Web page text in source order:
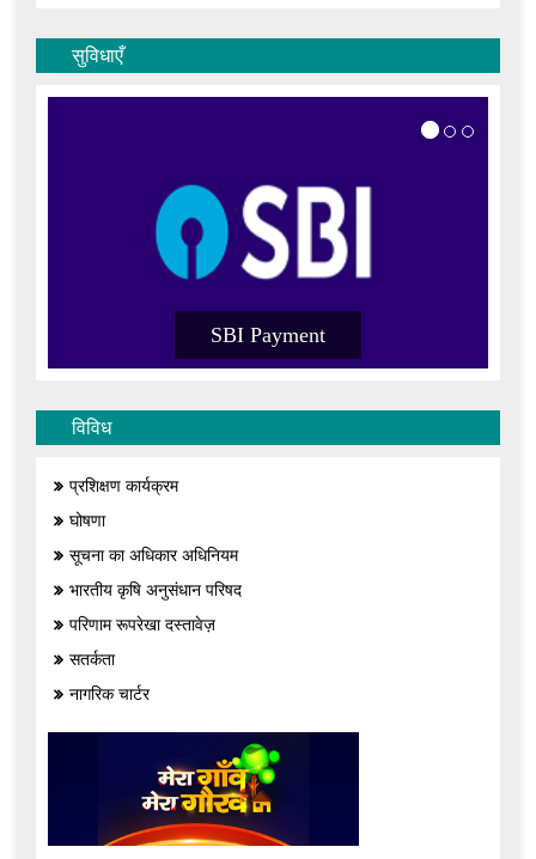
सुविधाएँ
SBI Payment
विविध
प्रशिक्षण कार्यक्रम
घोषणा
सूचना का अधिकार अधिनियम
भारतीय कृषि अनुसंधान परिषद
परिणाम रूपरेखा दस्तावेज़
सतर्कता
नागरिक चार्टर